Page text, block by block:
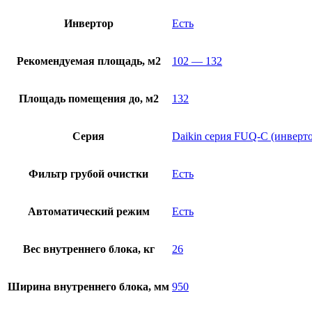
Инвертор Есть
Рекомендуемая площадь, м2 102 — 132
Площадь помещения до, м2 132
Серия Daikin серия FUQ-C
Фильтр грубой очистки Есть
Автоматический режим Есть
Вес внутреннего блока, кг 26
Ширина внутреннего блока, мм 950